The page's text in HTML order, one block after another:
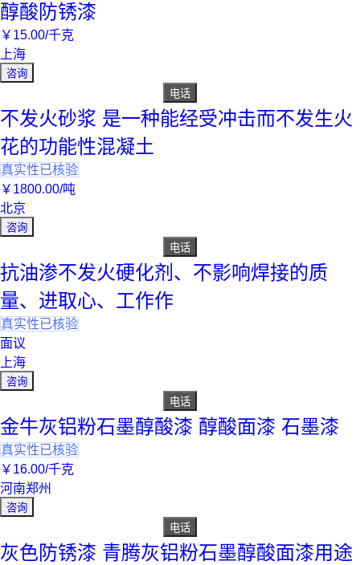
醇酸防锈漆
￥ 15.00/千克
上海
咨询
电话
不发火砂浆 是一种能经受冲击而不发生火
花的功能性混凝土
真实性已核验
￥ 1800.00/吨
北京
咨询
电话
抗油渗不发火硬化剂、不影响焊接的质
量、进取心、工作作
真实性已核验
面议
上海
咨询
电话
金牛灰铝粉石墨醇酸漆 醇酸面漆 石墨漆
真实性已核验
￥ 16.00/千克
河南郑州
咨询
电话
灰色防锈漆 青腾灰铝粉石墨醇酸面漆用途